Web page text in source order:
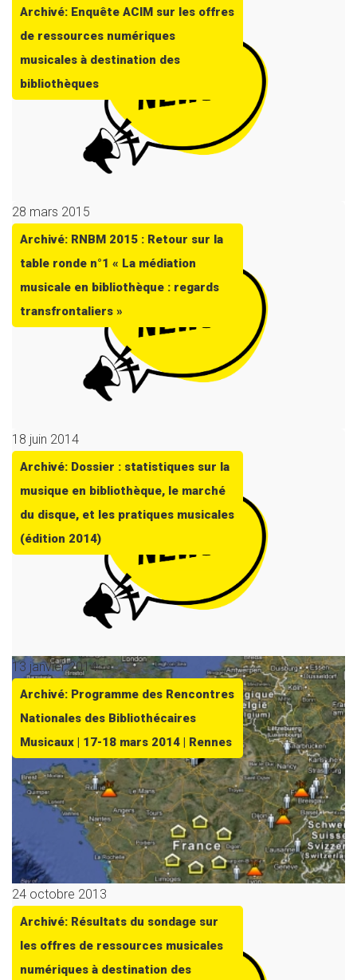
Archivé: Enquête ACIM sur les offres
de ressources numériques
musicales à destination des
bibliothèques
28 mars 2015
Archivé: RNBM 2015 : Retour sur la
table ronde n°1 « La médiation
musicale en bibliothèque : regards
transfrontaliers »
18 juin 2014
Archivé: Dossier : statistiques sur la
musique en bibliothèque, le marché
du disque, et les pratiques musicales
(édition 2014)
13 janvier 2014
Archivé: Programme des Rencontres
Nationales des Bibliothécaires
Musicaux | 17-18 mars 2014 | Rennes
24 octobre 2013
Archivé: Résultats du sondage sur
les offres de ressources musicales
numériques à destination des